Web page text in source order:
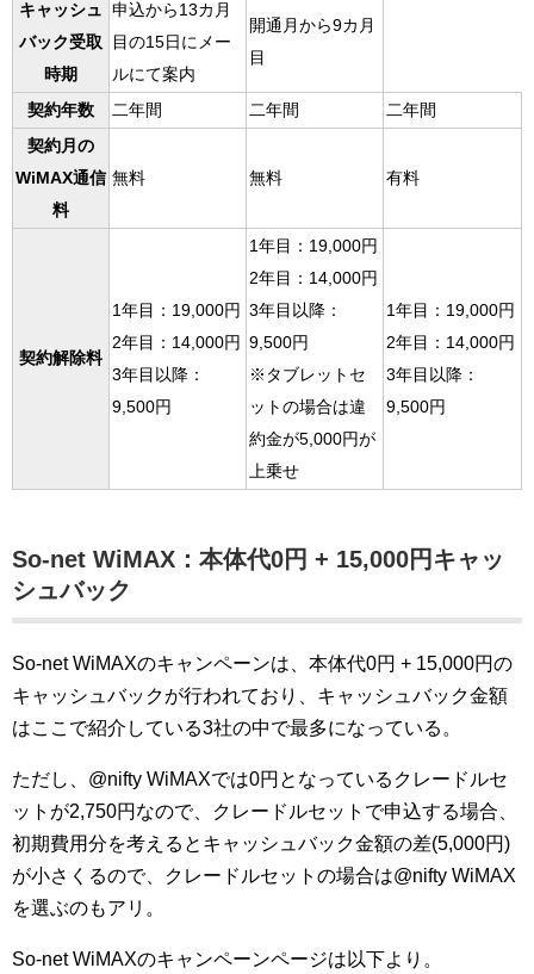
キャッシュ
バック受取
時期
申込から13カ月
目の15日にメー
ルにて案内
開通月から9カ月
目
契約年数 二年間 二年間
二年間
契約月の
WiMAX通信
料
無料 無料 有料
契約解除料
1年目：19,000円
2年目：14,000円
3年目以降：
9,500円
1年目：19,000円
2年目：14,000円
3年目以降：
9,500円
※タブレットセ
ットの場合は違
約金が5,000円が
上乗せ
1年目：19,000円
2年目：14,000円
3年目以降：
9,500円
So-net WiMAX：本体代0円 + 15,000円キャッ
シュバック
So-net WiMAXのキャンペーンは、本体代0円 + 15,000円の
キャッシュバックが行われており、キャッシュバック金額
はここで紹介している3社の中で最多になっている。
ただし、@nifty WiMAXでは0円となっているクレードルセ
ットが2,750円なので、クレードルセットで申込する場合、
初期費用分を考えるとキャッシュバック金額の差(5,000円)
が小さくるので、クレードルセットの場合は@nifty WiMAX
を選ぶのもアリ。
So-net WiMAXのキャンペーンページは以下より。